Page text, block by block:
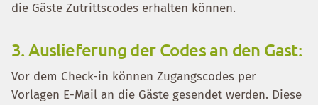
die Gäste Zutrittscodes erhalten können.
3. Auslieferung der Codes an den Gast:
Vor dem Check-in können Zugangscodes per
Vorlagen E-Mail an die Gäste gesendet werden. Diese